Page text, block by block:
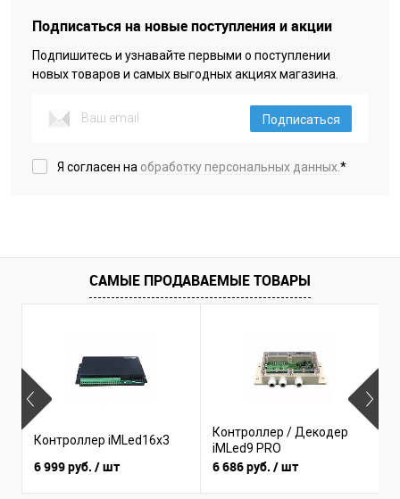
Подписаться на новые поступления и акции
Подпишитесь и узнавайте первыми о поступлении
новых товаров и самых выгодных акциях магазина.
Подписаться
Я согласен на обработку персональных данных.*
САМЫЕ ПРОДАВАЕМЫЕ ТОВАРЫ
Контроллер iMLed16x3
6 999 руб. / шт
Контроллер / Декодер
iMLed9 PRO
6 686 руб. / шт